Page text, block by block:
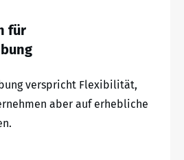
für
verspricht Flexibilität,
aber auf erhebliche